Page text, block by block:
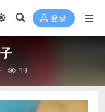
登录
19